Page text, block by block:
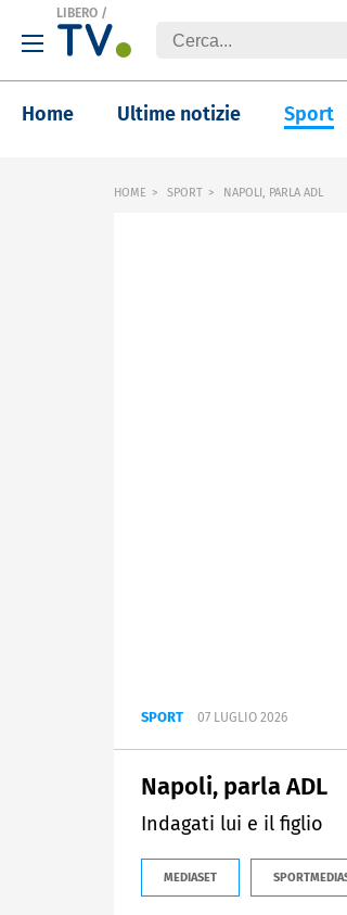
LIBERO /
Home Ultime notizie Sport
HOME SPORT NAPOLI, PARLA ADL
SPORT 07 LUGLIO 2026
Napoli, parla ADL
Indagati lui e il figlio
MEDIASET